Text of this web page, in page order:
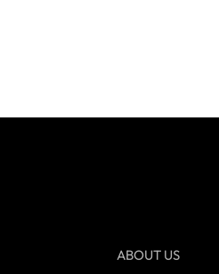
ABOUT US